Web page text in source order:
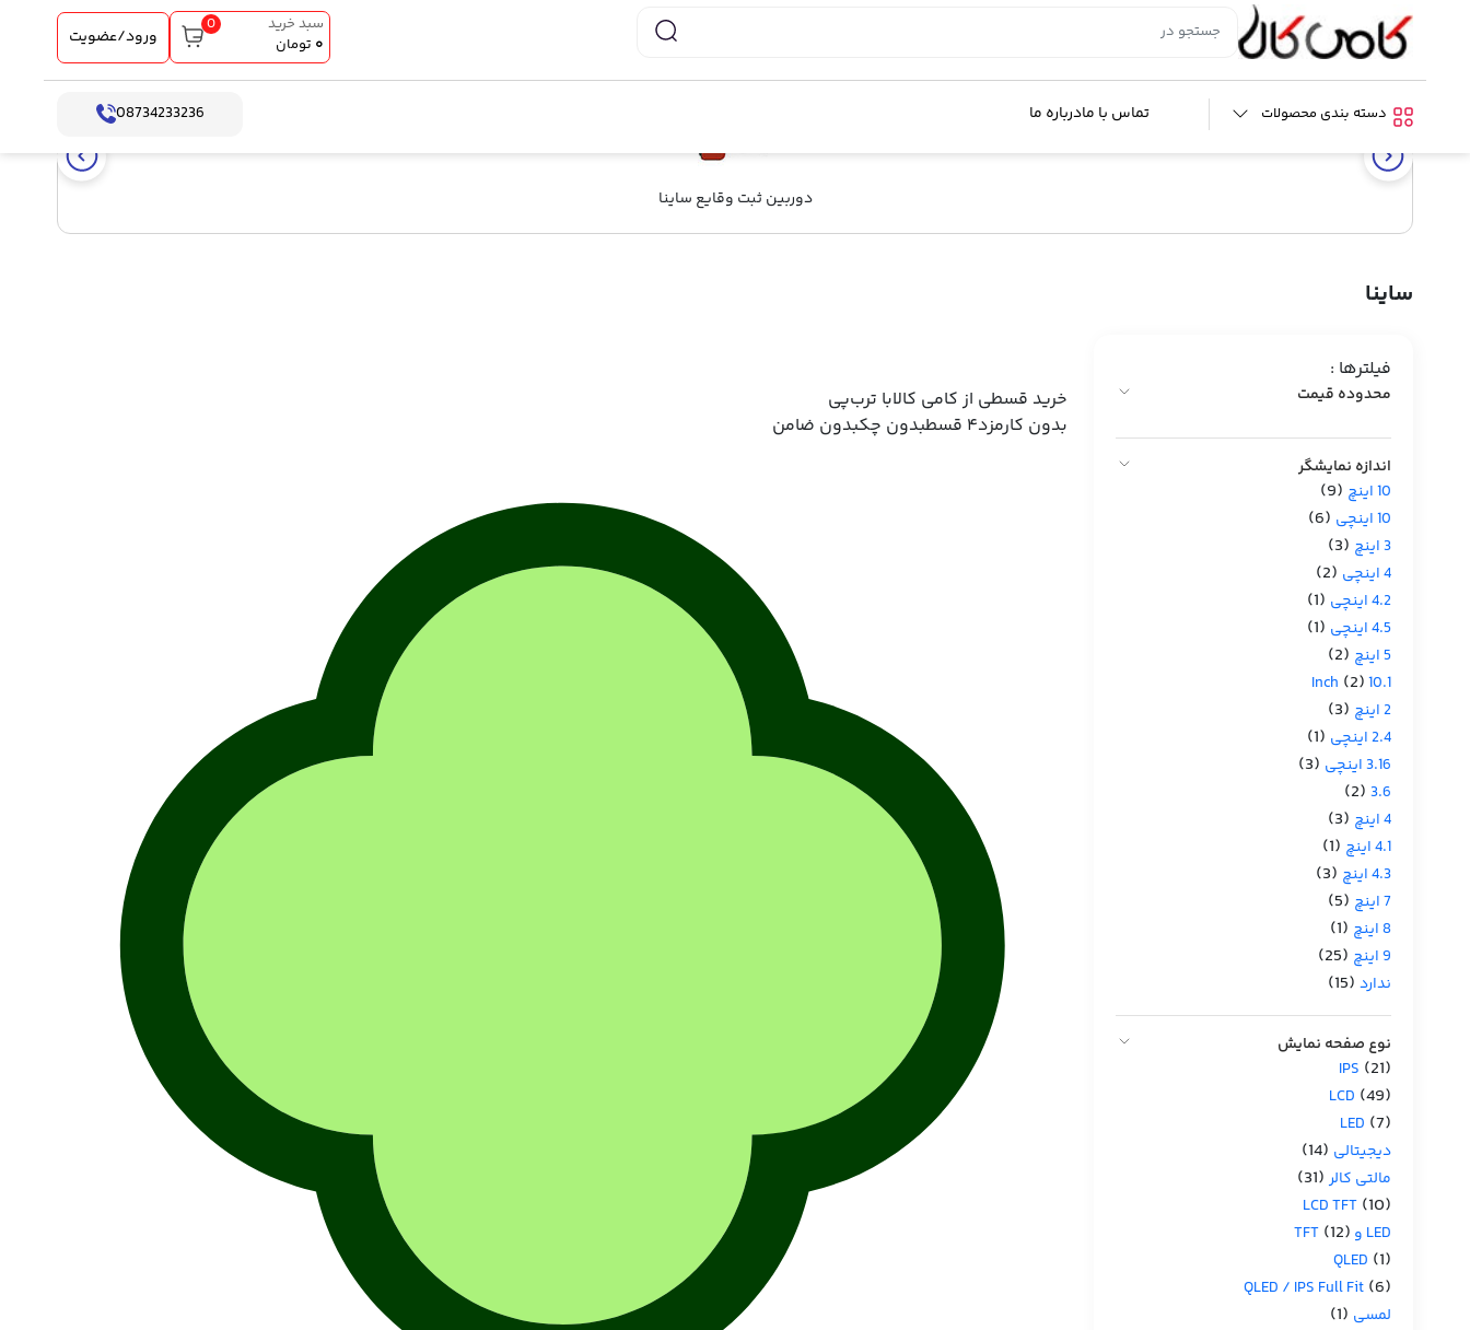
0
۰ تومان
سبد خرید
ورود/عضویت
دسته بندی محصولات تماس با مادرباره ما 08734233236
خانه / محصول مدل خودرو / ساینا
دوربین ثبت وقایع ساینا
ساینا
فیلترها :
محدوده قیمت
اندازه نمایشگر
10 اینچ
(9)
10 اینچی (6)
3 اینچ (3)
4 اینچی (2)
4.2 اینچی (1)
4.5 اینچی (1)
5 اینچ (2)
10.1 Inch
(2)
2 اینچ (3)
2.4 اینچی (1)
3.16 اینچی (3)
3.6
(2)
4 اینچ (3)
4.1 اینچ (1)
4.3 اینچ (3)
7 اینچ (5)
8 اینچ (1)
9 اینچ (25)
ندارد (15)
نوع صفحه نمایش
IPS (21)
LCD (49)
LED (7)
دیجیتالی (14)
مالتی کالر (31)
LCD TFT (10)
LED و TFT (12)
QLED (1)
QLED / IPS Full Fit (6)
لمسی (1)
خرید قسطی از کامی کالابا ترب‌پی
بدون کارمزد۴ قسط بدون چکبدون ضامن